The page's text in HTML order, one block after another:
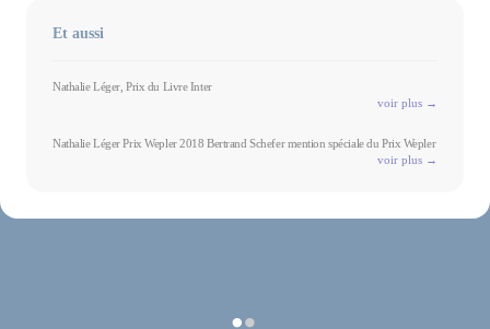
Et aussi
Nathalie Léger, Prix du Livre Inter
voir plus →
Nathalie Léger Prix Wepler 2018 Bertrand Schefer mention spéciale du Prix Wepler
voir plus →